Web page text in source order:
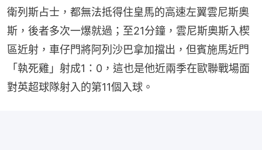
衛列斯占士，都無法抵得住皇馬的高速左翼雲尼斯奧
斯，後者多次一爆就過；至21分鐘，雲尼斯奧斯入楔
區近射，車仔門將阿列沙巴拿加擋出，但賓施馬近門
「執死雞」射成1：0，這也是他近兩季在歐聯戰場面
對英超球隊射入的第11個入球。